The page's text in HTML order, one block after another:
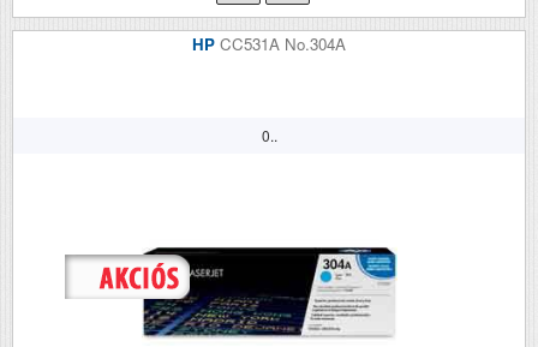
HP CC531A No.304A
0..